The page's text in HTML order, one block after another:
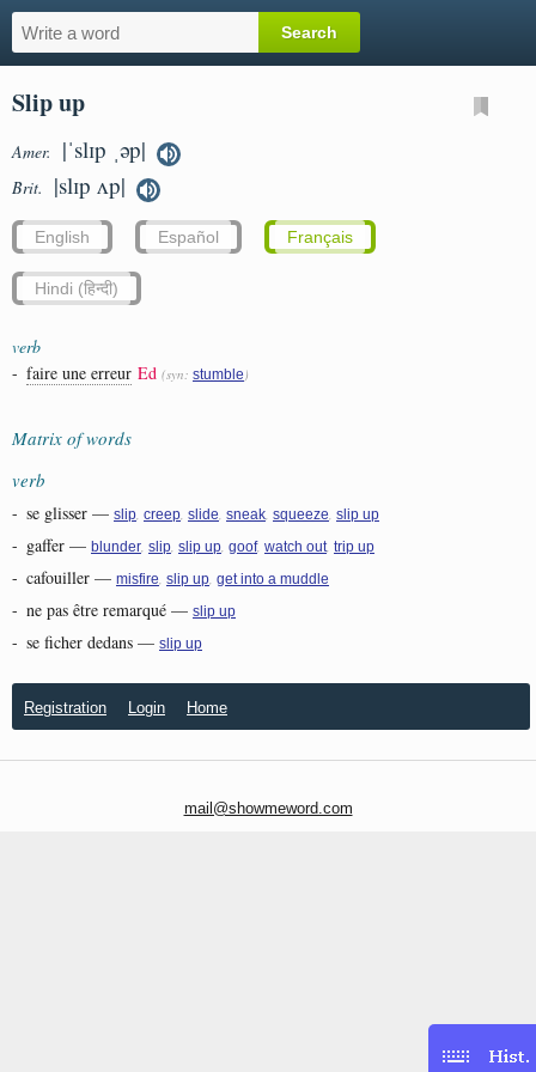
Slip up
Amer. |ˈslɪp ˌəp|
Brit. |slɪp ʌp|
English Español Français
Hindi (हिन्दी)
verb
- faire une erreur Ed (syn: stumble )
Matrix of words
verb
- se glisser — slip creep slide sneak squeeze slip up
- gaffer — blunder slip slip up goof, watch out trip up
- cafouiller — misfire slip up get into a muddle
- ne pas être remarqué — slip up
- se ficher dedans — slip up
Registration Login Home
mail@showmeword.com